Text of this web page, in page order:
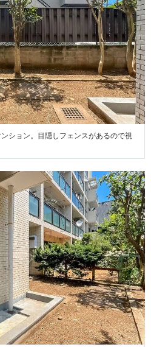
ション。目隠しフェンスがあるので視